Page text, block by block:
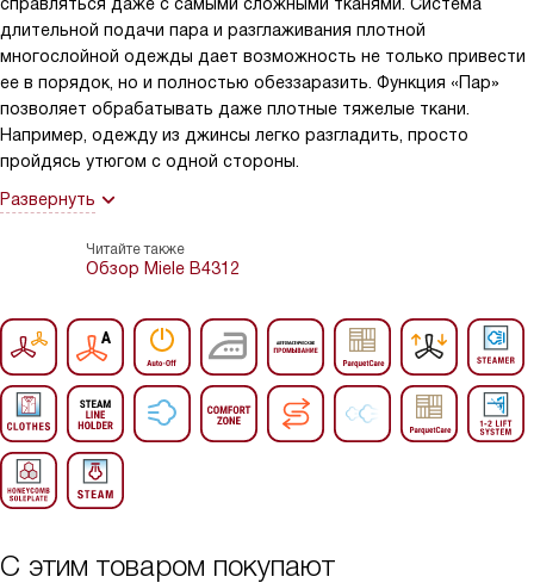
длительной подачи пара и разглаживания плотной
многослойной одежды дает возможность не только привести
ее в порядок, но и полностью обеззаразить. Функция «Пар»
позволяет обрабатывать даже плотные тяжелые ткани.
Например, одежду из джинсы легко разгладить, просто
пройдясь утюгом с одной стороны.
Развернуть
Читайте также
Обзор Miele B4312
С этим товаром покупают